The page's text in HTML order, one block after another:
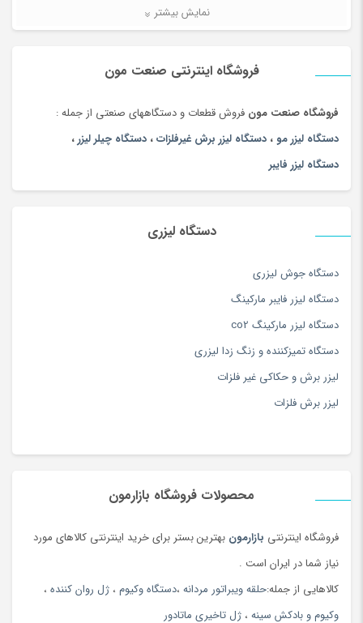
لیزر برش و حکاکی غیر فلزات(7)
نمایش بیشتر
فروشگاه اینترنتی صنعت مون
فروشگاه صنعت مون فروش قطعات و دستگاههای صنعتی از جمله :
دستگاه لیزر مو ، دستگاه لیزر برش غیرفلزات، دستگاه چیلر لیزر،
دستگاه لیزر فایبر
دستگاه لیزری
دستگاه جوش لیزری
دستگاه لیزر فایبر مارکینگ
دستگاه لیزر مارکینگ co2
دستگاه تمیزکننده و زنگ زدا لیزری
لیزر برش و حکاکی غیر فلزات
لیزر برش فلزات
محصولات فروشگاه بازارمون
فروشگاه اینترنتی بازارمون بهترین بستر برای خرید اینترنتی کالاهای مورد
نیاز شما در ایران است .
کالاهایی از جمله:حلقه ویبراتور مردانه ،دستگاه وکیوم ، ژل روان کننده ،
وکیوم و بادکش سینه ، ژل تاخیری ماتادور
لطفا پاسخ را به عدد انگلیسی وارد کنید: